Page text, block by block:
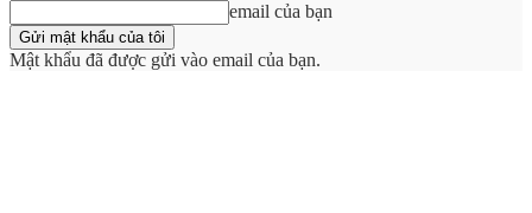
email của bạn
Mật khẩu đã được gửi vào email của bạn.